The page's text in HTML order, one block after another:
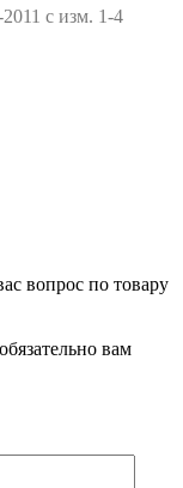
с изм. 1-4
вопрос по товару
вам